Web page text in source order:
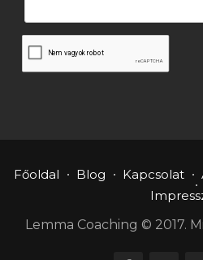
Főoldal Blog Kapcsolat
Lemma Coaching © 2017.